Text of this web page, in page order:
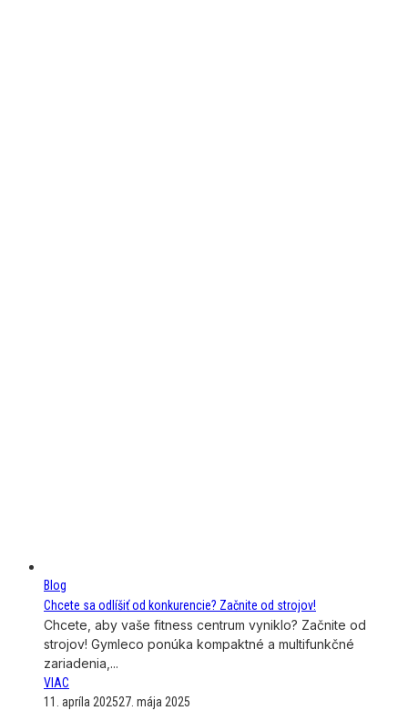
Blog
Chcete sa odlíšiť od konkurencie? Začnite od strojov!
Chcete, aby vaše fitness centrum vyniklo? Začnite od
strojov! Gymleco ponúka kompaktné a multifunkčné
zariadenia,...
VIAC
11. apríla 202527. mája 2025